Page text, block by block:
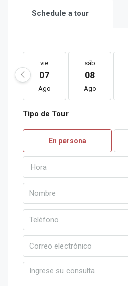
Schedule a tour
vie
07
Ago
sáb
08
Ago
sáb
15
Ago
16
Ago
Tipo de Tour
En persona
Hora